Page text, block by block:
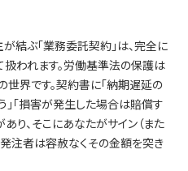
結ぶ「業務委託契約」は、完全に
扱われます。労働基準法の保護は
世界です。契約書に「納期遅延の
「損害が発生した場合は賠償す
あり、そこにあなたがサイン（また
発注者は容赦なくその金額を突き